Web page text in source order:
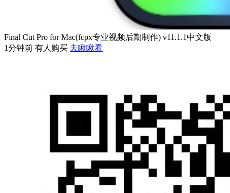
Final Cut Pro for Mac(fcpx专业视频后期制作) v11.1.1中文版
1分钟前 有人购买 去瞅瞅看